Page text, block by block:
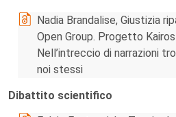
Nadia Brandalise, Giustizia
Open Group. Progetto Kairos
Nell’intreccio di narrazioni
noi stessi
Dibattito scientifico